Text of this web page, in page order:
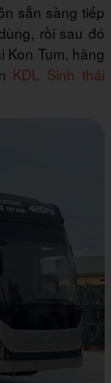
sẵn sàng tiếp
rồi sau đó
Kon Tum, hãng
KDL Sinh thái